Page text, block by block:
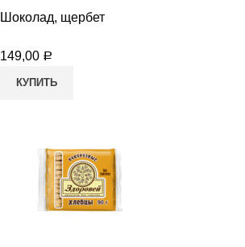
Шоколад, щербет
149,00 Р
КУПИТЬ